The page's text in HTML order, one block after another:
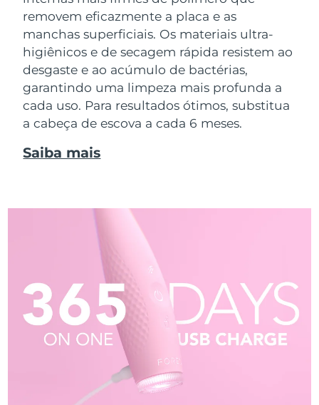
removem eficazmente a placa e as
manchas superficiais. Os materiais ultra-
higiênicos e de secagem rápida resistem ao
desgaste e ao acúmulo de bactérias,
garantindo uma limpeza mais profunda a
cada uso. Para resultados ótimos, substitua
a cabeça de escova a cada 6 meses.
Saiba mais